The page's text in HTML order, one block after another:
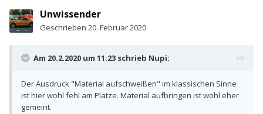
Unwissender
Geschrieben 20. Februar 2020
Am 20.2.2020 um 11:23 schrieb Nupi:
Der Ausdruck "Material aufschweißen" im klassischen Sinne
ist hier wohl fehl am Platze. Material aufbringen ist wohl eher
gemeint.